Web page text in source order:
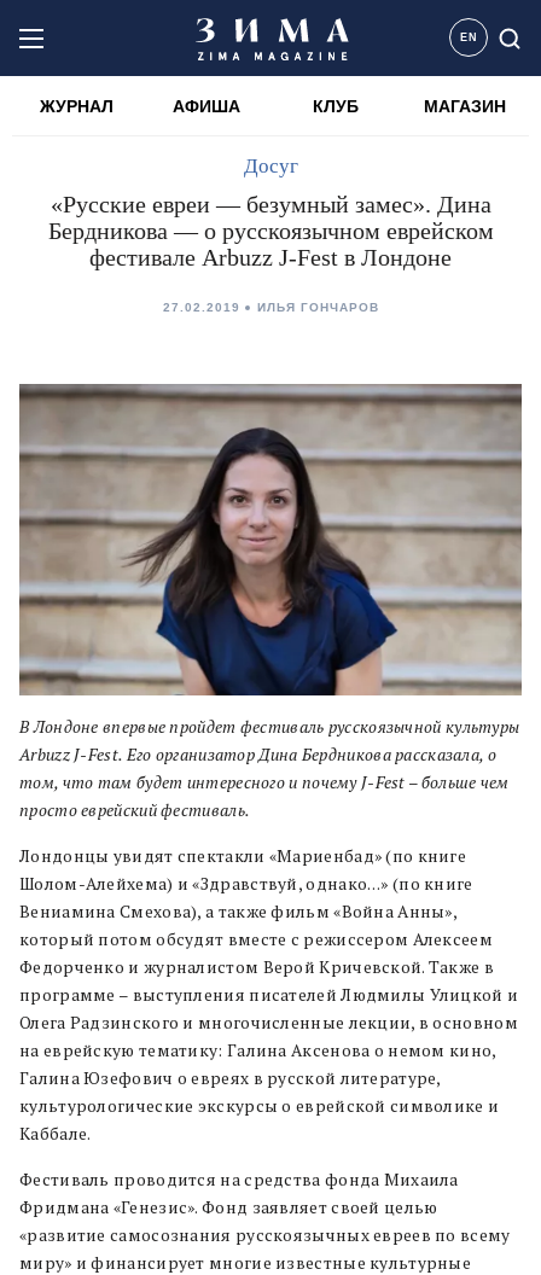
EN
ЖУРНАЛ АФИША КЛУБ МАГАЗИН
Досуг
«Русские евреи — безумный замес». Дина
Бердникова — о русскоязычном еврейском
фестивале Arbuzz J-Fest в Лондоне
27.02.2019 ИЛЬЯ ГОНЧАРОВ
В Лондоне впервые пройдет фестиваль русскоязычной культуры
Arbuzz J-Fest. Его организатор Дина Бердникова рассказала, о
том, что там будет интересного и почему J-Fest – больше чем
просто еврейский фестиваль.
Лондонцы увидят спектакли «Мариенбад» (по книге
Шолом-Алейхема) и «Здравствуй, однако…» (по книге
Вениамина Смехова), а также фильм «Война Анны»,
который потом обсудят вместе с режиссером Алексеем
Федорченко и журналистом Верой Кричевской. Также в
программе – выступления писателей Людмилы Улицкой и
Олега Радзинского и многочисленные лекции, в основном
на еврейскую тематику: Галина Аксенова о немом кино,
Галина Юзефович о евреях в русской литературе,
культурологические экскурсы о еврейской символике и
Каббале.
Фестиваль проводится на средства фонда Михаила
Фридмана «Генезис». Фонд заявляет своей целью
«развитие самосознания русскоязычных евреев по всему
миру» и финансирует многие известные культурные